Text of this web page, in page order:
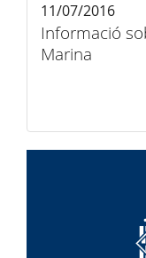
Informació
Marina
11/07/2016